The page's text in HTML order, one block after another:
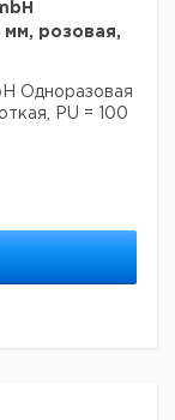
мм, розовая,
Одноразовая
PU = 100